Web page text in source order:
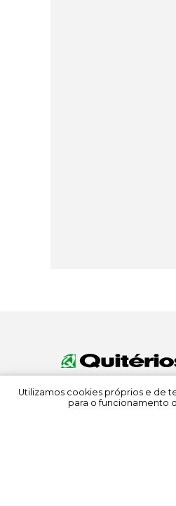
Utilizamos cookies próprios e de
para o funcionamento